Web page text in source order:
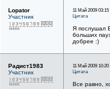
Lopator
Участник
11 Май 2009
Цитата
Я послушал
больших
добрее :)
Радист1983
Участник
11 Май 2009 10:20
Цитата
Все равно,